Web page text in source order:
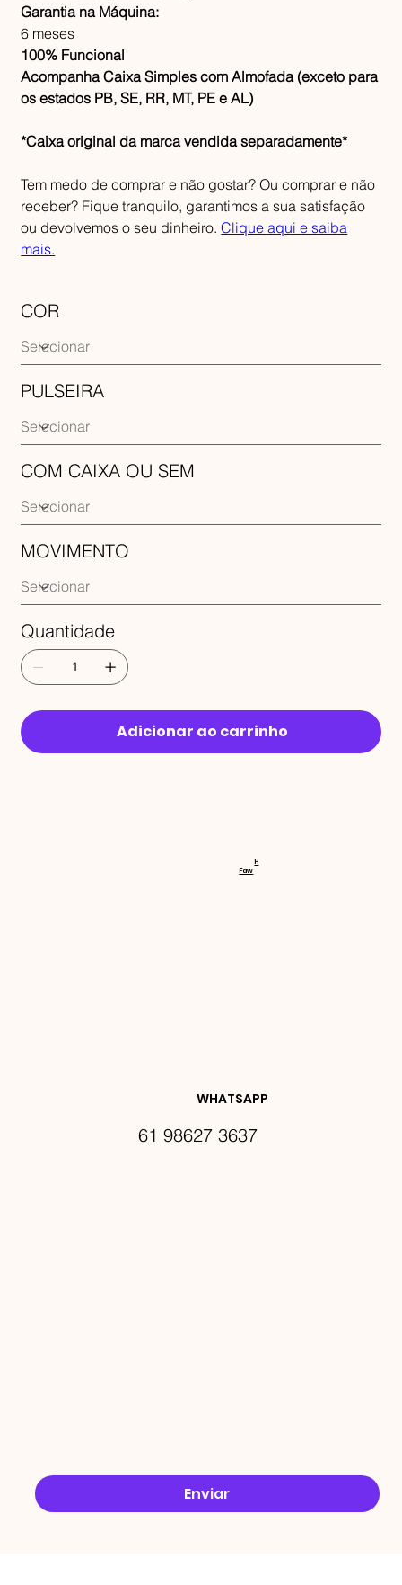
Garantia na Máquina:
6 meses
100% Funcional
Acompanha Caixa Simples com Almofada (exceto para
os estados PB, SE, RR, MT, PE e AL)
*Caixa original da marca vendida separadamente*
Tem medo de comprar e não gostar? Ou comprar e não
receber? Fique tranquilo, garantimos a sua satisfação
ou devolvemos o seu dinheiro.Clique aqui e saiba
mais.
COR
PULSEIRA
COM CAIXA OU SEM
MOVIMENTO
Quantidade
Adicionar ao carrinho
RECEBA
DES E
Enviar
WHATSAPP
61 98627 3637
Faw
H